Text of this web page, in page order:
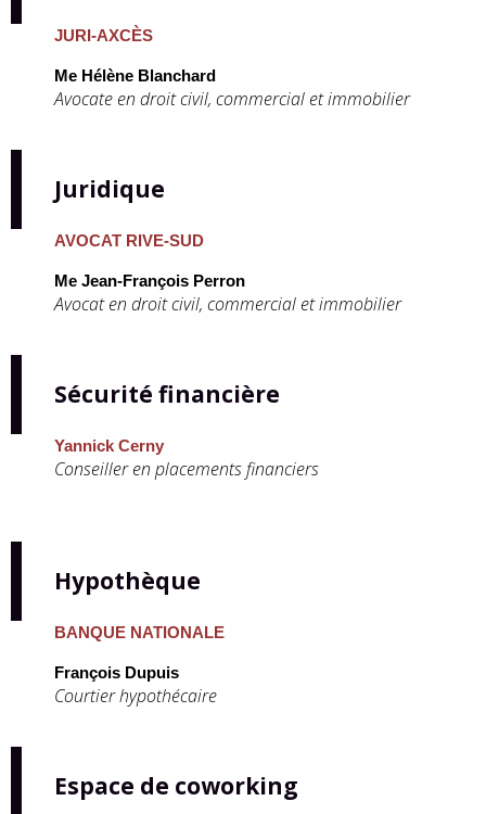
JURI-AXCÈS
Me Hélène Blanchard
Avocate en droit civil, commercial et immobilier
Juridique
AVOCAT RIVE-SUD
Me Jean-François Perron
Avocat en droit civil, commercial et immobilier
Sécurité financière
Yannick Cerny
Conseiller en placements financiers
Hypothèque
BANQUE NATIONALE
François Dupuis
Courtier hypothécaire
Espace de coworking